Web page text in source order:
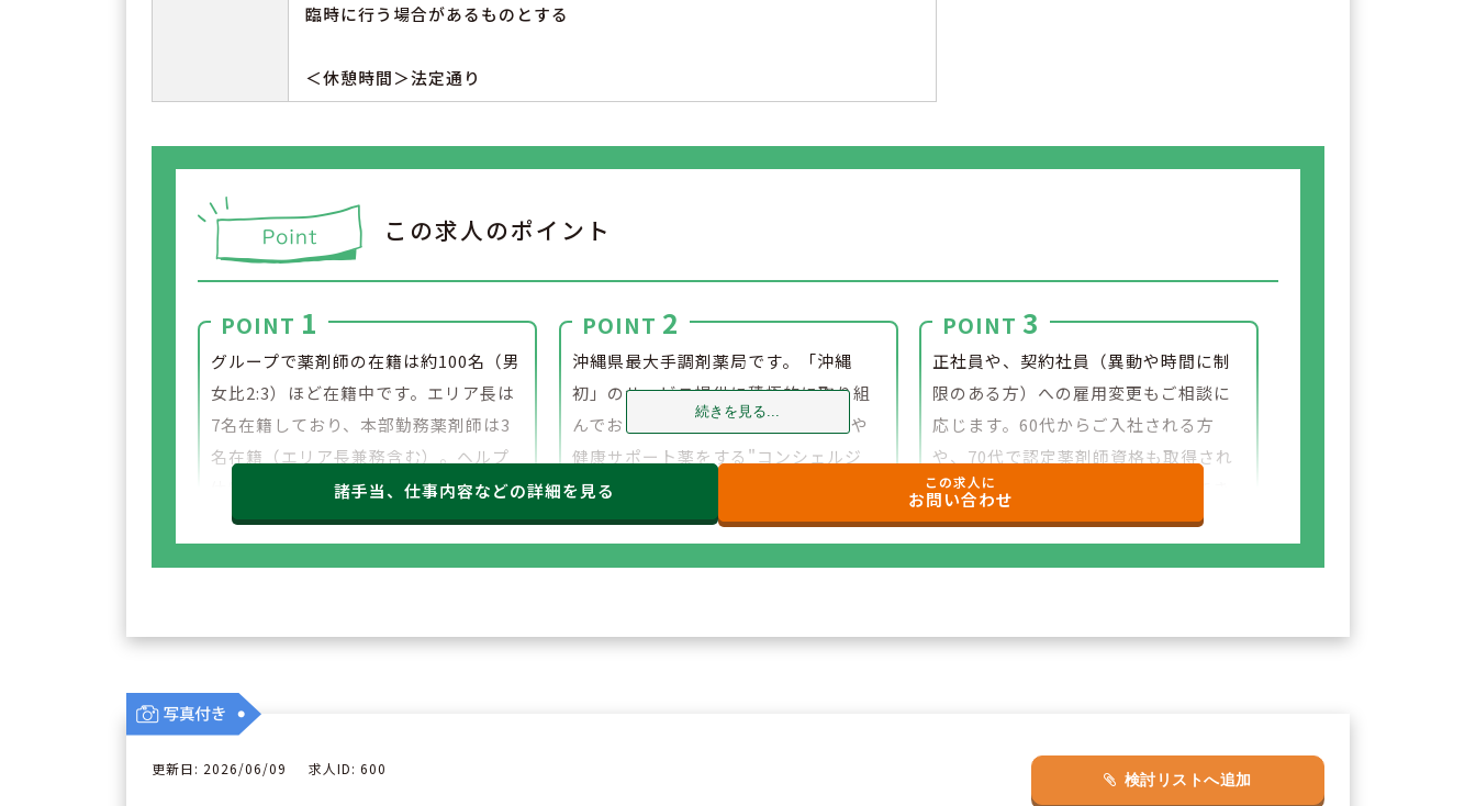
臨時に行う場合があるものとする
＜休憩時間＞法定通り
この求人のポイント
POINT 1
グループで薬剤師の在籍は約100名（男
女比2:3）ほど在籍中です。エリア長は
7名在籍しており、本部勤務薬剤師は3
名在籍（エリア長兼務含む）。ヘルプ
体制もありお休みも取得しやすい環境
です。
POINT 2
沖縄県最大手調剤薬局です。「沖縄
初」のサービス提供に積極的に取り組
んでおり、薬局でドリンクサービスや
健康サポート薬をする"コンシェルジ
ュ"を配置。事務スタッフやフロアスタ
ッフを多く配置しております。
POINT 3
正社員や、契約社員（異動や時間に制
限のある方）への雇用変更もご相談に
応じます。60代からご入社される方
や、70代で認定薬剤師資格も取得され
た方も在籍しており、長く勤務ができ
る企業です。
続きを見る...
諸手当、仕事内容などの詳細を見る この求人に
お問い合わせ
更新日: 2026/06/09 求人ID: 600
検討リストへ追加